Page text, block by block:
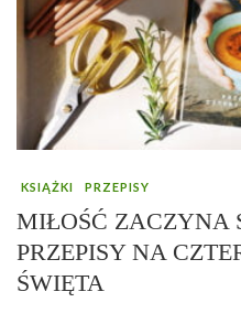
KSIĄŻKI PRZEPISY
MIŁOŚĆ ZACZYNA
PRZEPISY NA
ŚWIĘTA